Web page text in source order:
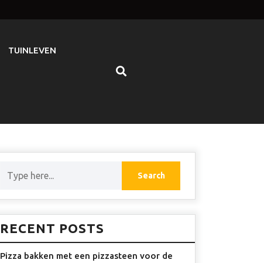
TUINLEVEN
RECENT POSTS
Pizza bakken met een pizzasteen voor de